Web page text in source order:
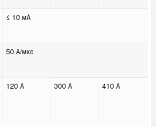
≤ 10 мА
50 А/мкс
120 А 300 А 410 А